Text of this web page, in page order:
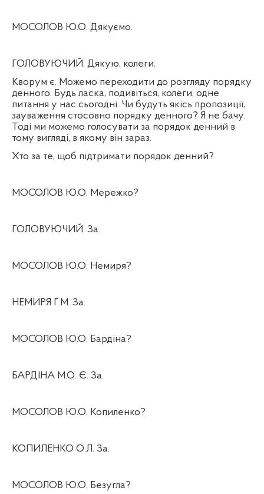
МОСОЛОВ Ю.О. Дякуємо.
ГОЛОВУЮЧИЙ. Дякую, колеги.
Кворум є. Можемо переходити до розгляду порядку
денного. Будь ласка, подивіться, колеги, одне
питання у нас сьогодні. Чи будуть якісь пропозиції,
зауваження стосовно порядку денного? Я не бачу.
Тоді ми можемо голосувати за порядок денний в
тому вигляді, в якому він зараз.
Хто за те, щоб підтримати порядок денний?
МОСОЛОВ Ю.О. Мережко?
ГОЛОВУЮЧИЙ. За.
МОСОЛОВ Ю.О. Немиря?
НЕМИРЯ Г.М. За.
МОСОЛОВ Ю.О. Бардіна?
БАРДІНА М.О. Є. За.
МОСОЛОВ Ю.О. Копиленко?
КОПИЛЕНКО О.Л. За.
МОСОЛОВ Ю.О. Безугла?